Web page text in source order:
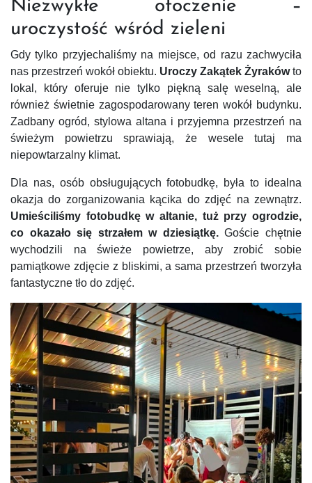
Niezwykłe otoczenie –
uroczystość wśród zieleni
Gdy tylko przyjechaliśmy na miejsce, od razu zachwyciła
nas przestrzeń wokół obiektu. Uroczy Zakątek Żyrakówto
lokal, który oferuje nie tylko piękną salę weselną, ale
również świetnie zagospodarowany teren wokół budynku.
Zadbany ogród, stylowa altana i przyjemna przestrzeń na
świeżym powietrzu sprawiają, że wesele tutaj ma
niepowtarzalny klimat.
Dla nas, osób obsługujących fotobudkę, była to idealna
okazja do zorganizowania kącika do zdjęć na zewnątrz.
Umieściliśmy fotobudkę w altanie, tuż przy ogrodzie,
co okazało się strzałem w dziesiątkę.Goście chętnie
wychodzili na świeże powietrze, aby zrobić sobie
pamiątkowe zdjęcie z bliskimi, a sama przestrzeń tworzyła
fantastyczne tło do zdjęć.